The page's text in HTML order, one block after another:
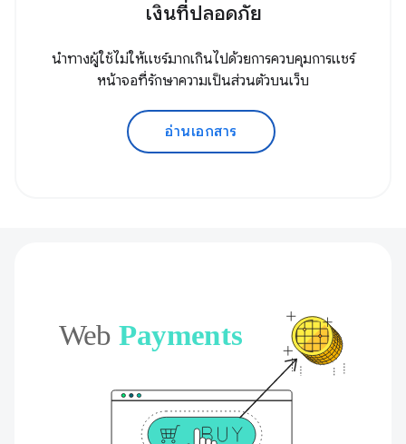
เงินที่ปลอดภัย
นำทางผู้ใช้ไม่ให้แชร์มากเกินไปด้วยการควบคุมการแชร์
หน้าจอที่รักษาความเป็นส่วนตัวบนเว็บ
อ่านเอกสาร